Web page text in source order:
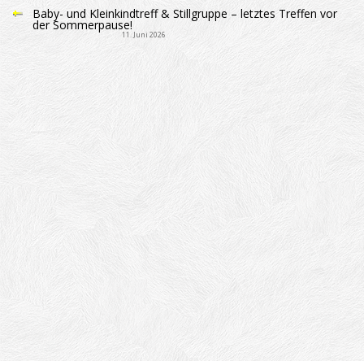
Baby- und Kleinkindtreff & Stillgruppe – letztes Treffen vor
der Sommerpause!
11. Juni 2026